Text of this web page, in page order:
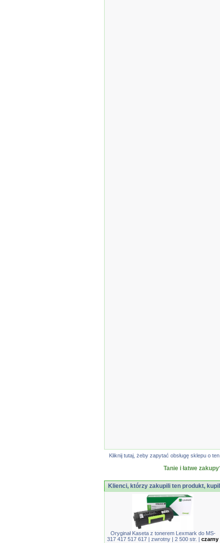
Kliknij tutaj, żeby zapytać obsługę sklepu o
Tanie i łatwe
Klienci, którzy zakupili ten produkt,
Oryginał Kaseta z tonerem Lexmark do MS-
317 417 517 617 | zwrotny | 2 500 str. | czarny